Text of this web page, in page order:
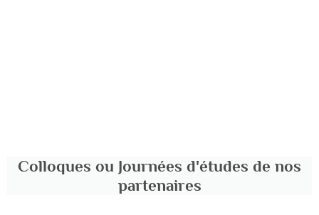
Colloques ou Journées d'études de nos
partenaires